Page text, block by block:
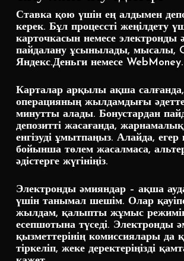
Ставка қою үшін ең алдымен
керек. Бұл процессті жеңілдету
карточкасын немесе электронды
пайдалану ұсынылады, мысалы,
Яндекс.Деньги немесе WebMoney.
Карталар арқылы ақша салғанда,
операцияның жылдамдығы
минутты алады. Бонустардан
депозитті жасағанда,
енгізуді ұмытпаңыз. Алайда, егер
бойынша төлем жасалмаса,
әдістерге жүгініңіз.
Электронды әмияндар – ақша
үшін танымал шешім. Олар
жылдам, қалыпты жұмыс
есепшотына түседі. Электронды
қызметтерінің комиссиялары да
тіркеліп, жеке деректеріңізді